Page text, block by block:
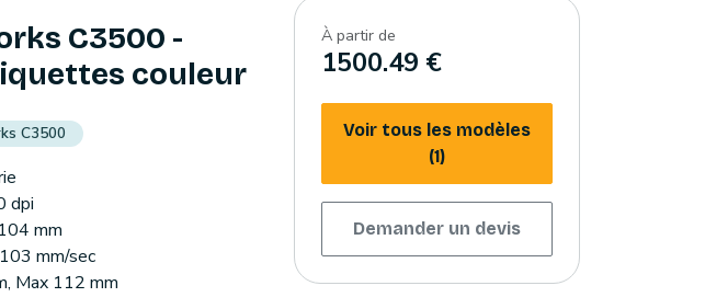
C3500 -
couleur
C3500
dpi
mm
mm/sec
Max 112 mm
À partir de
1500.49 €
Voir tous les modèles
(1)
Demander un devis